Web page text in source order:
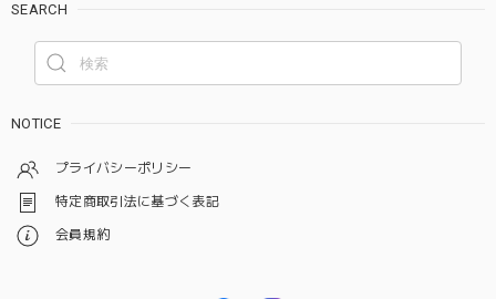
SEARCH
NOTICE
プライバシーポリシー
特定商取引法に基づく表記
会員規約